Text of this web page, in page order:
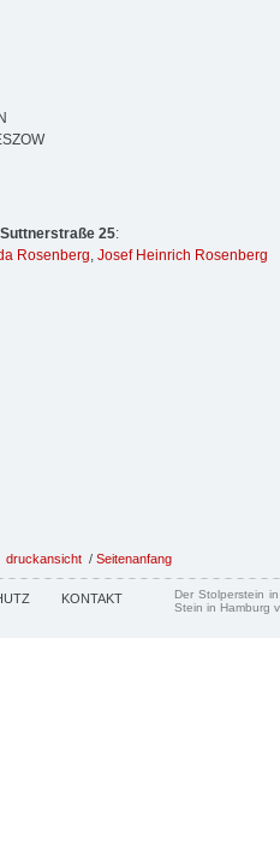
Suttnerstraße 25:
Rosenberg, Josef Heinrich Rosenberg
druckansicht / Seitenanfang
KONTAKT
Der Stolperstein
Stein in Hamburg